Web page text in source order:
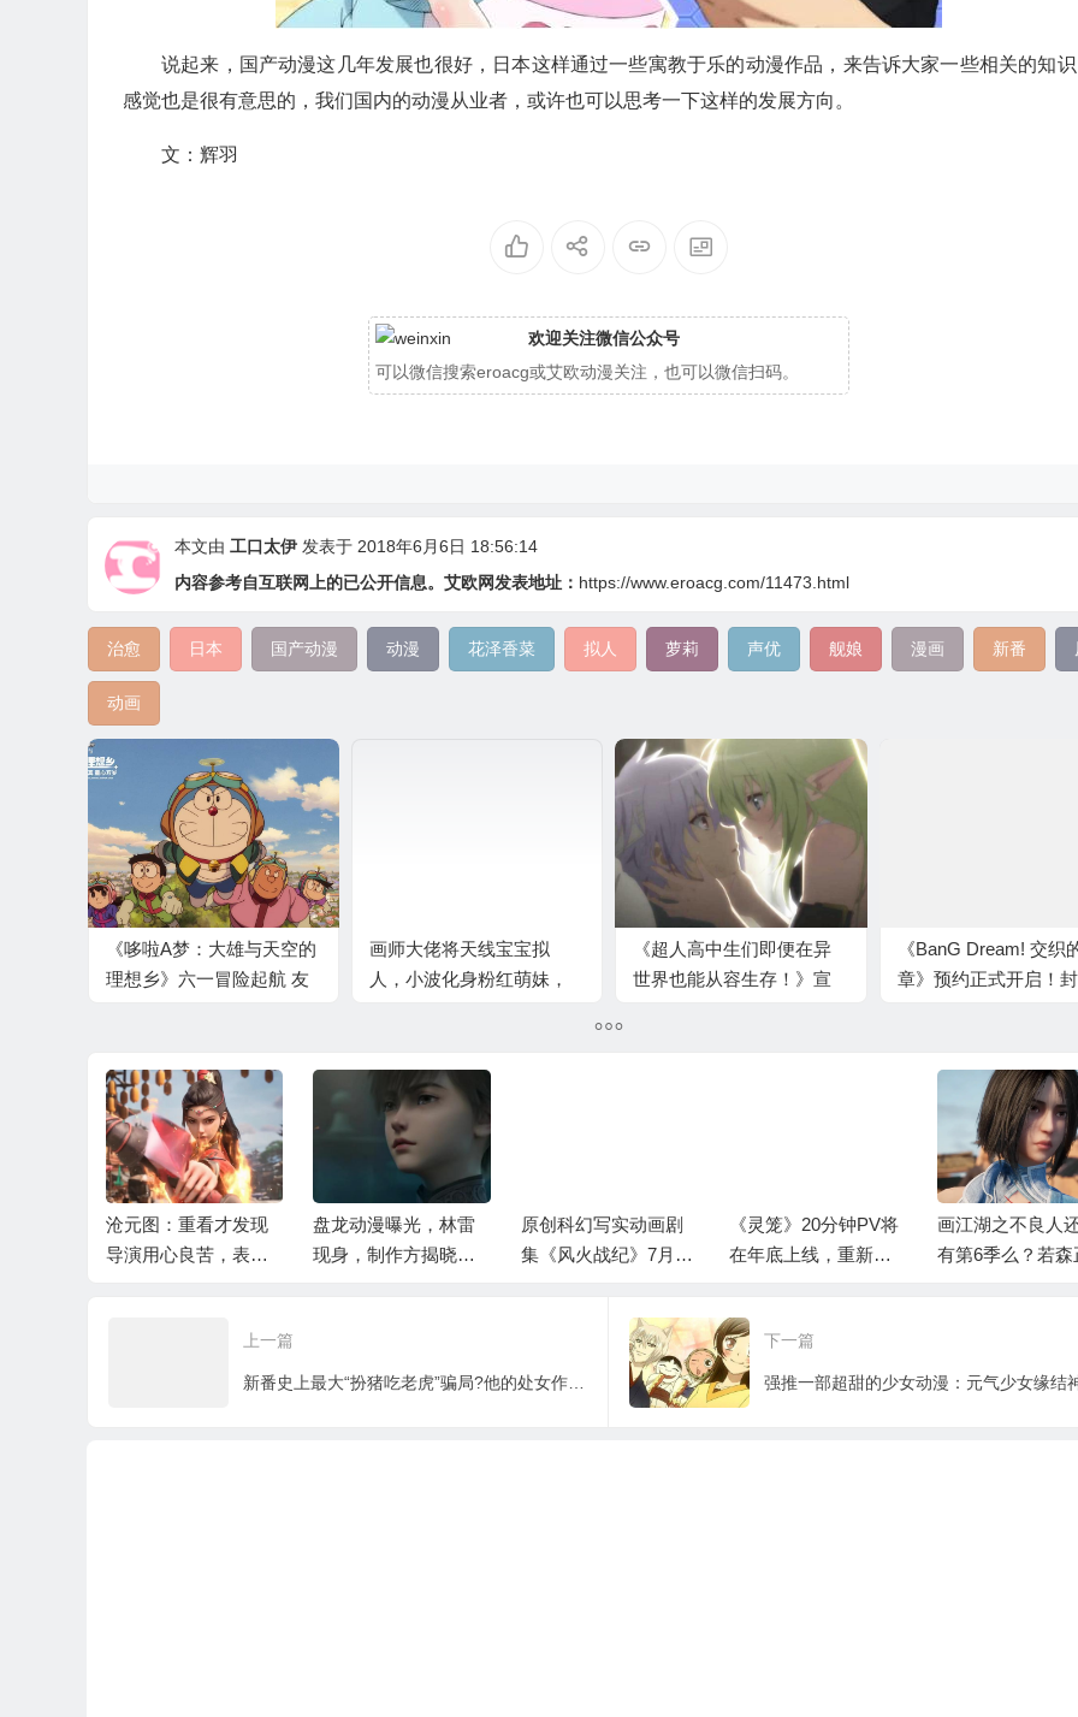
说起来，国产动漫这几年发展也很好，日本这样通过一些寓教于乐的动漫作品，来告诉大家一些相关的知
感觉也是很有意思的，我们国内的动漫从业者，或许也可以思考一下这样的发展方向。
文：辉羽
欢迎关注微信公众号
可以微信搜索eroacg或艾欧动漫关注，也可以微信扫码。
本文由 工口太伊 发表于 2018年6月6日 18:56:14
内容参考自互联网上的已公开信息。艾欧网发表地址： https://www.eroacg.com/11473.html
治愈 日本 国产动漫 动漫 花泽香菜 拟人 萝莉 声优 舰娘 漫画 新番
动画
《哆啦A梦：大雄与天空的
理想乡》六一冒险起航 友
画师大佬将天线宝宝拟
人，小波化身粉红萌妹，
《超人高中生们即便在异
世界也能从容生存！》宣
《BanG Dream! 交织
章》预约正式开启！
盘龙动漫曝光，林雷
现身，制作方揭晓，
原创科幻写实动画剧
集《风火战纪》7月硬
《灵笼》20分钟PV将
在年底上线，重新定
画江湖之不良人还能
有第6季么？若森正面
推进
斗罗大陆：你会
比东老么？
上一篇 下一篇
强推一部超甜的少女动漫：元气少女缘结